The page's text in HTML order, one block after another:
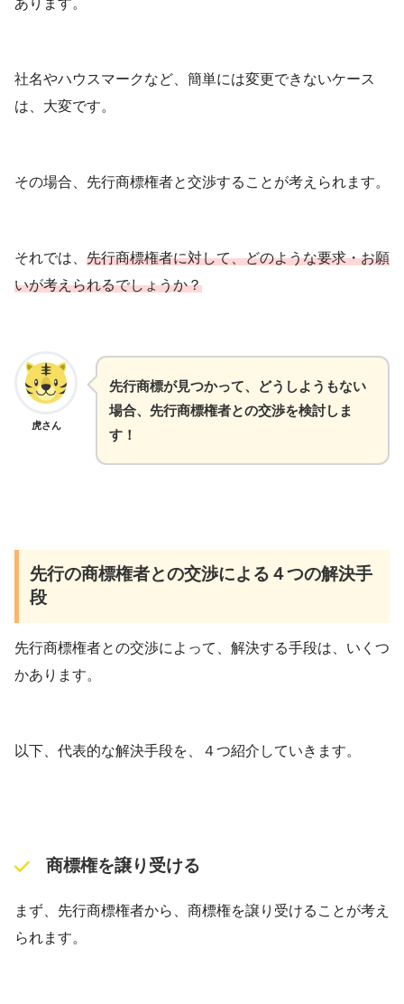
あります。
社名やハウスマークなど、簡単には変更できないケース
は、大変です。
その場合、先行商標権者と交渉することが考えられます。
それでは、 先行商標権者に対して、どのような要求・お願
いが考えられるでしょうか？
虎さん
先行商標が見つかって、どうしようもない
場合、先行商標権者との交渉を検討しま
す！
先行の商標権者との交渉による４つの解決手
段
先行商標権者との交渉によって、解決する手段は、いくつ
かあります。
以下、代表的な解決手段を、４つ紹介していきます。
商標権を譲り受ける
まず、先行商標権者から、商標権を譲り受けることが考え
られます。